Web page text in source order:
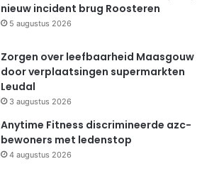
nieuw incident brug Roosteren
5 augustus 2026
Zorgen over leefbaarheid Maasgouw
door verplaatsingen supermarkten
Leudal
3 augustus 2026
Anytime Fitness discrimineerde azc-
bewoners met ledenstop
4 augustus 2026